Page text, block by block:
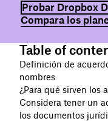
Probar Dropbox
Compara los
Table of
Definición de
nombres
¿Para qué sirven los
Considera tener un
los documentos